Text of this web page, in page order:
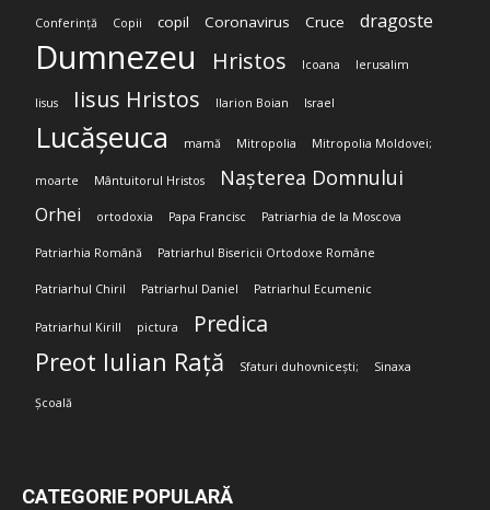
Conferință Copii copil Coronavirus Cruce dragoste
Dumnezeu Hristos Icoana Ierusalim
Iisus Iisus Hristos Ilarion Boian Israel
Lucășeuca mamă Mitropolia Mitropolia Moldovei;
moarte Mântuitorul Hristos Nașterea Domnului
Orhei ortodoxia Papa Francisc Patriarhia de la Moscova
Patriarhia Română Patriarhul Bisericii Ortodoxe Române
Patriarhul Chiril Patriarhul Daniel Patriarhul Ecumenic
Patriarhul Kirill pictura Predica
Preot Iulian Rață Sfaturi duhovnicești; Sinaxa
Școală
CATEGORIE POPULARĂ